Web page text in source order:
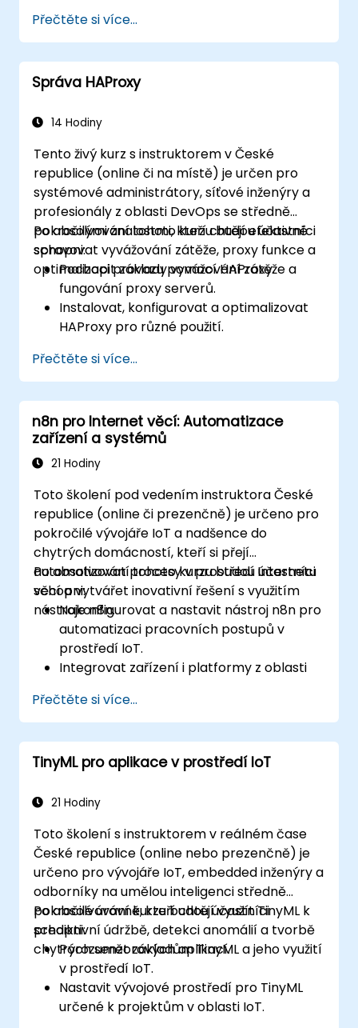
decentralizované zpracování umělé
inteligence.
Snižovat latenci a zlepšovat schopnost
vzít rozhodnutí v reálném čase ve
Řešit problémy spojené s ochranou dat a
Přečtěte si více...
Správa HAProxy
14 Hodiny
Tento živý kurz s instruktorem v České
republice (online či na místě) je určen pro
systémové administrátory, síťové inženýry a
profesionály z oblasti DevOps se středně
pokročilými znalostmi, kteří chtějí efektivně
spravovat vyvážování zátěže, proxy funkce a
optimalizaci provozu pomocí HAProxy.
Po absolvování tohoto kurzu budou účastníci
schopni:
Pochopit základy vyvážování zátěže a
fungování proxy serverů.
Instalovat, konfigurovat a optimalizovat
HAProxy pro různé použití.
pravidla, manipulace s HTTP hlavičkami a
protokolování pro lepší kontrolu nad
provozem.
Monitorovat a řešit problémy v prostředí
HAProxy za účelem dosažení maximálního
výkonu a spolehlivosti.
Přečtěte si více...
n8n pro Internet věcí: Automatizace
zařízení a systémů
21 Hodiny
Toto školení pod vedením instruktora České
republice (online či prezenčně) je určeno pro
pokročilé vývojáře IoT a nadšence do
chytrých domácností, kteří si přejí
automatizovat procesy v prostředí Internetu
věcí a vytvářet inovativní řešení s využitím
nástroje n8n.
Po absolvování tohoto kurzu budou účastníci
schopni:
Nakonfigurovat a nastavit nástroj n8n pro
automatizaci pracovních postupů v
prostředí IoT.
Integrovat zařízení i platformy z oblasti
konektorů nástroje n8n.
Vytvořit vlastní pracovní postupy sloužící
k automatizaci různých úkolů v prostředí
IoT.
REST API v rámci pracovních postupů s
Sledovat, ladit a optimalizovat
automatizované procesy v prostředí IoT.
Přečtěte si více...
TinyML pro aplikace v prostředí IoT
21 Hodiny
Toto školení s instruktorem v reálném čase
České republice (online nebo prezenčně) je
určeno pro vývojáře IoT, embedded inženýry a
odborníky na umělou inteligenci středně
pokročilé úrovně, kteří chtějí využít TinyML k
prediktivní údržbě, detekci anomálií a tvorbě
chytrých senzorových aplikací.
Po absolvování kurzu budou účastníci
schopni:
Porozumět základům TinyML a jeho využití
v prostředí IoT.
Nastavit vývojové prostředí pro TinyML
určené k projektům v oblasti IoT.